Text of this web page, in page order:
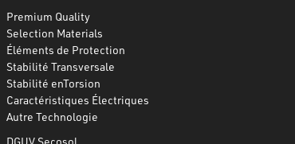
Premium Quality
Selection Materials
Éléments de Protection
Stabilité Transversale
Stabilité enTorsion
Caractéristiques Électriques
Autre Technologie